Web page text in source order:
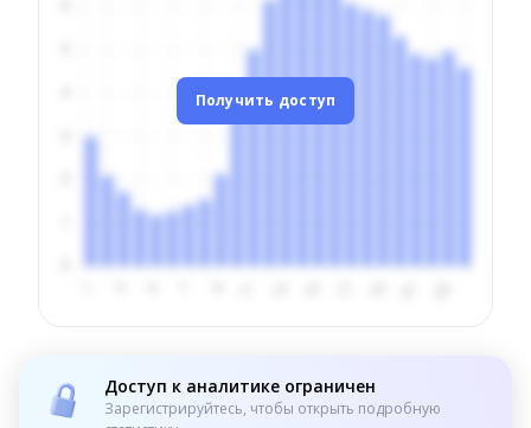
Получить доступ
Доступ к аналитике ограничен
Зарегистрируйтесь, чтобы открыть подробную